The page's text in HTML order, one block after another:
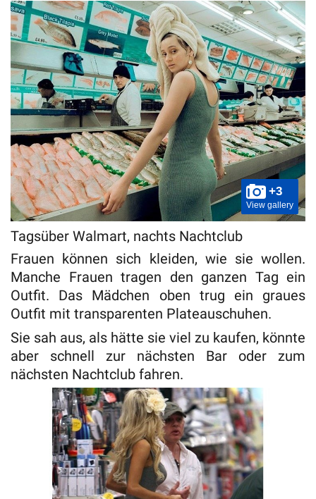
+3
View gallery
Tagsüber Walmart, nachts Nachtclub
Frauen können sich kleiden, wie sie wollen.
Manche Frauen tragen den ganzen Tag ein
Outfit. Das Mädchen oben trug ein graues
Outfit mit transparenten Plateauschuhen.
Sie sah aus, als hätte sie viel zu kaufen, könnte
aber schnell zur nächsten Bar oder zum
nächsten Nachtclub fahren.